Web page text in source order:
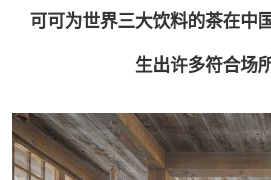
可可为世界三大饮料的茶在中
生出许多符合场